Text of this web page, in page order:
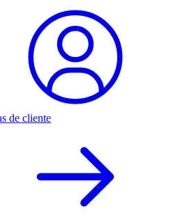
de cliente